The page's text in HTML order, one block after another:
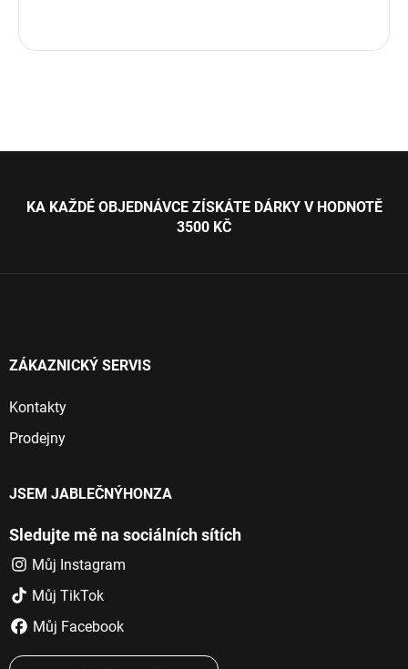
KA KAŽDÉ OBJEDNÁVCE ZÍSKÁTE DÁRKY V HODNOTĚ
3500 KČ
ZÁKAZNICKÝ SERVIS
Kontakty
Prodejny
JSEM JABLEČNÝHONZA
Sledujte mě na sociálních sítích
Můj Instagram
Můj TikTok
Můj Facebook